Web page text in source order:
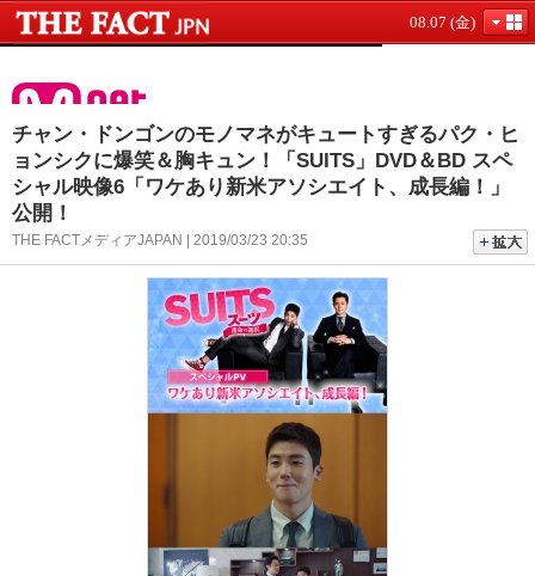
08.07 (金)
チャン・ドンゴンのモノマネがキュートすぎるパク・ヒ
ョンシクに爆笑＆胸キュン！「SUITS」DVD＆BD スペ
シャル映像6「ワケあり新米アソシエイト、成長編！」
公開！
THE FACTメディアJAPAN | 2019/03/23 20:35